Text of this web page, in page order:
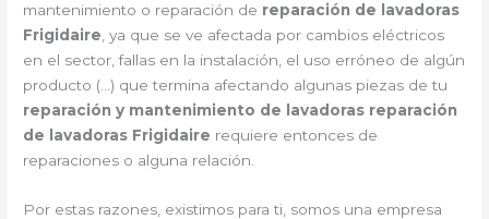
mantenimiento o reparación de reparación de lavadoras
Frigidaire , ya que se ve afectada por cambios eléctricos
en el sector, fallas en la instalación, el uso erróneo de algún
producto (…) que termina afectando algunas piezas de tu
reparación y mantenimiento de lavadoras reparación
de lavadoras Frigidaire requiere entonces de
reparaciones o alguna relación.
Por estas razones, existimos para ti, somos una empresa